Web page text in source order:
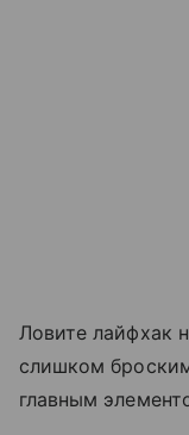
Ловите лайфхак
слишком
главным